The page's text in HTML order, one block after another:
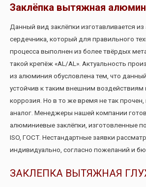
Заклёпка вытяжная
Данный вид заклёпки изготавливается
сердечника, который для правильного
процесса выполнен из более твёрдых
такой крепёж «AL/AL». Актуальность
из алюминия обусловлена тем, что
устойчив к таким внешним воздействиям
коррозия. Но в то же время не так прочен,
аналог. Менеджеры нашей компании
алюминиевые заклёпки, изготовленные
ISO, ГОСТ. Нестандартные заявки
индивидуально, согласно пожеланий и
ЗАКЛЕПКА ВЫТЯЖНАЯ